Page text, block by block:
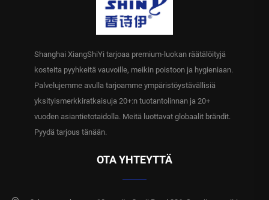
Shanghai XiangShiYi tarjoaa premium-luokan räätälöityjä
kosteita pyyhkeitä vauvoille, meikin poistoon ja hygieniaan.
Palvelujemme avulla tarjoamme ympäristöystävällisiä
yksityismerkkiratkaisuja 20+:n tuotantolinnan ja 20+
vuoden asiantietotaidolla. Meitä luottavat globaalit brändit.
Pyydä tarjous tänään.
OTA YHTEYTTÄ